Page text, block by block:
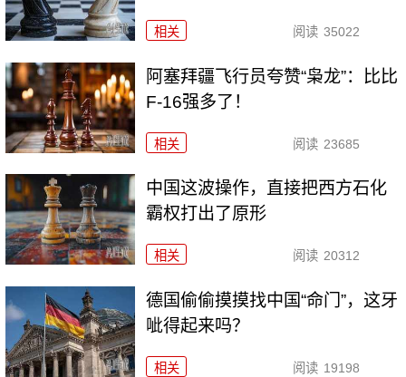
相关 阅读 35022
阿塞拜疆飞行员夸赞“枭龙”：比比
F-16强多了！
相关 阅读 23685
中国这波操作，直接把西方石化
霸权打出了原形
相关 阅读 20312
德国偷偷摸摸找中国“命门”，这牙
呲得起来吗？
相关 阅读 19198